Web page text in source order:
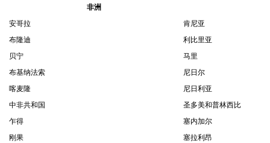
非洲
安哥拉
肯尼亚
布隆迪
利比里亚
贝宁
马里
布基纳法索
尼日尔
喀麦隆
尼日利亚
中非共和国
圣多美和普林西比
乍得
塞内加尔
刚果
塞拉利昂